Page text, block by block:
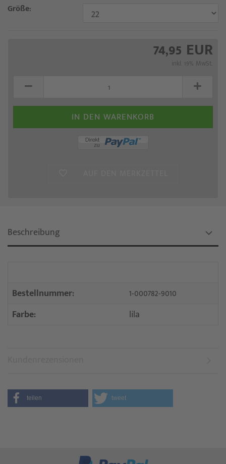
Größe:
74,95 EUR
inkl. 19% MwSt.
Beschreibung
Bestellnummer:
1-000782-9010
Farbe:
lila
teilen tweet